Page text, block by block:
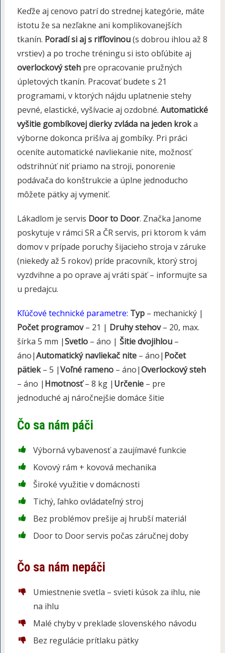
Keďže aj cenovo patrí do strednej kategórie, máte
istotu že sa nezľakne ani komplikovanejších
tkanín. Poradí si aj s rifľovinou(s dobrou ihlou až 8
vrstiev) a po troche tréningu si isto obľúbite aj
overlockový stehpre opracovanie pružných
úpletových tkanín. Pracovať budete s 21
programami, v ktorých nájdu uplatnenie stehy
pevné, elastické, vyšívacie aj ozdobné. Automatické
vyšitie gombíkovej dierky zvláda na jeden kroka
výborne dokonca prišíva aj gombíky. Pri práci
oceníte automatické navliekanie nite, možnosť
odstrihnúť niť priamo na stroji, ponorenie
podávača do konštrukcie a úplne jednoducho
môžete pätky aj vymeniť.
Lákadlom je servis Door to Door. Značka Janome
poskytuje v rámci SR a ČR servis, pri ktorom k vám
domov v prípade poruchy šijacieho stroja v záruke
(niekedy až 5 rokov) príde pracovník, ktorý stroj
vyzdvihne a po oprave aj vráti späť – informujte sa
u predajcu.
Kľúčové technické parametre: Typ– mechanický |
Počet programov– 21 | Druhy stehov– 20, max.
šírka 5 mm |Svetlo– áno | Šitie dvojihlou–
áno|Automatický navliekač nite– áno| Počet
pätiek– 5 |Voľné rameno– áno|Overlockový steh
– áno | Hmotnosť– 8 kg | Určenie– pre
jednoduché aj náročnejšie domáce šitie
Čo sa nám páči
Výborná vybavenosť a zaujímavé funkcie
Kovový rám + kovová mechanika
Široké využitie v domácnosti
Tichý, ľahko ovládateľný stroj
Bez problémov prešije aj hrubší materiál
Door to Door servis počas záručnej doby
Čo sa nám nepáči
Umiestnenie svetla – svieti kúsok za ihlu, nie
na ihlu
Malé chyby v preklade slovenského návodu
Bez regulácie prítlaku pätky